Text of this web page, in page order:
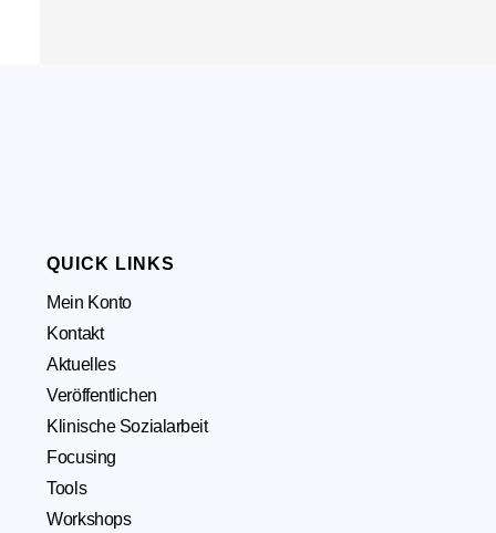
QUICK LINKS
Mein Konto
Kontakt
Aktuelles
Veröffentlichen
Klinische Sozialarbeit
Focusing
Tools
Workshops